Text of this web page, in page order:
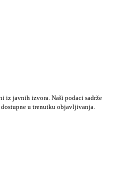
iz javnih izvora. Naši podaci sadrže
u trenutku objavljivanja.